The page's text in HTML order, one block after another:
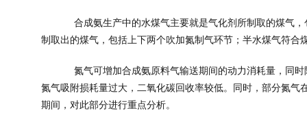
合成氨生产中的水煤气主要就是气化剂所制取的煤气
制取出的煤气，包括上下两个吹加氮制气环节；半水煤气符
氮气可增加合成氨原料气输送期间的动力消耗量，同
氮气吸附损耗量过大，二氧化碳回收率较低。同时，部分氮
期间，对此部分进行重点分析。